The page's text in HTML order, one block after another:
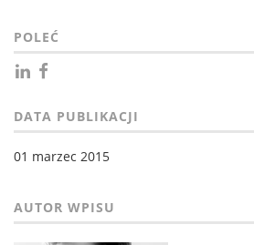
POLEĆ
DATA PUBLIKACJI
01 marzec 2015